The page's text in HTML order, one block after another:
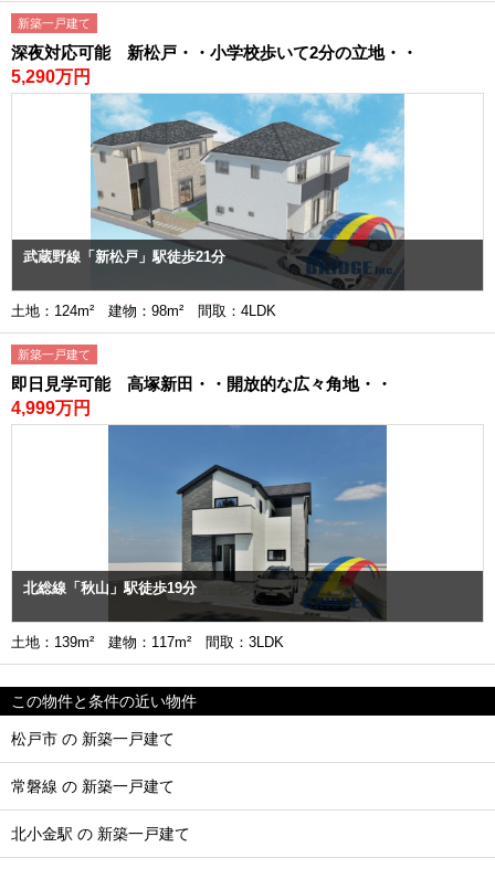
新築一戸建て
深夜対応可能 新松戸・・小学校歩いて2分の立地・・
5,290万円
武蔵野線「新松戸」駅徒歩21分
土地：124m² 建物：98m² 間取：4LDK
新築一戸建て
即日見学可能 高塚新田・・開放的な広々角地・・
4,999万円
北総線「秋山」駅徒歩19分
土地：139m² 建物：117m² 間取：3LDK
この物件と条件の近い物件
松戸市 の 新築一戸建て
常磐線 の 新築一戸建て
北小金駅 の 新築一戸建て